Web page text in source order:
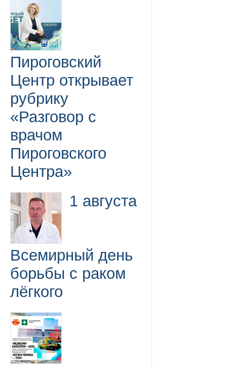
Пироговский
Центр открывает
рубрику
«Разговор с
врачом
Пироговского
Центра»
1 августа
Всемирный день
борьбы с раком
лёгкого